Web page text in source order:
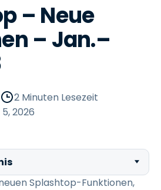
– Neue
– Jan.–
2 Minuten Lesezeit
2026
Splashtop-Funktionen,